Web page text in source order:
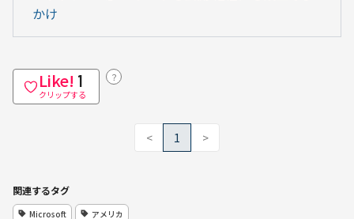
かけ
Like! 1
クリップする
？
< 1 >
関連するタグ
Microsoft アメリカ